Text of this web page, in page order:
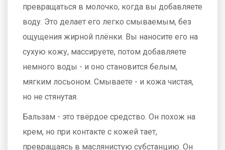
превращаться в молочко, когда вы добавляете
воду. Это делает его легко смываемым, без
ощущения жирной плёнки. Вы наносите его на
сухую кожу, массируете, потом добавляете
немного воды - и оно становится белым,
мягким лосьоном. Смываете - и кожа чистая,
но не стянутая.
Бальзам - это твёрдое средство. Он похож на
крем, но при контакте с кожей тает,
превращаясь в маслянистую субстанцию. Он